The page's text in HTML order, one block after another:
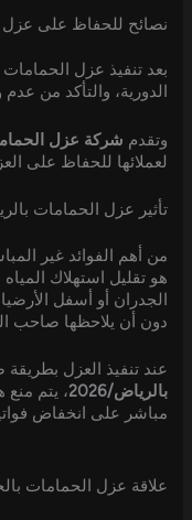
نصائح للحفاظ على عزل
بعد تنفيذ عزل الحمامات
الدورية، والتأكد من
وتقدم شركة عزل
لعملائها للحفاظ على
تأثير عزل الحمامات
من أهم الفوائد غير
هو تقليل استهلاك
الجدران أو أسفل
دون أن يلاحظها صاحب
عند تنفيذ العزل
بالرياض/2026
، يتم
مباشر على انخفاض
علاقة عزل الحمامات